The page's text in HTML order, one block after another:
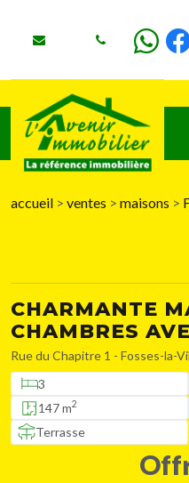
accueil > ventes > maisons >
CHARMANTE
CHAMBRES
Rue du Chapitre 1 - Fosses-la-
3
147 m2
Terrasse